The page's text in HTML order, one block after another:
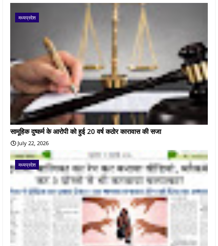
मध्यप्रदेश
सामूहिक दुष्कर्म के आरोपी को हुई 20 वर्ष कठोर कारावास की सजा
July 22, 2026
मध्यप्रदेश